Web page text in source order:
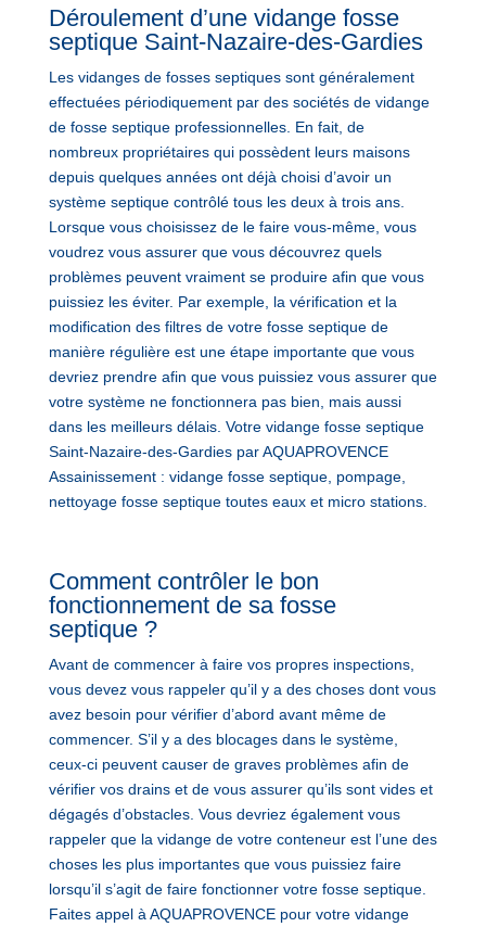
Déroulement d’une vidange fosse
septique Saint-Nazaire-des-Gardies
Les vidanges de fosses septiques sont généralement
effectuées périodiquement par des sociétés de vidange
de fosse septique professionnelles. En fait, de
nombreux propriétaires qui possèdent leurs maisons
depuis quelques années ont déjà choisi d’avoir un
système septique contrôlé tous les deux à trois ans.
Lorsque vous choisissez de le faire vous-même, vous
voudrez vous assurer que vous découvrez quels
problèmes peuvent vraiment se produire afin que vous
puissiez les éviter. Par exemple, la vérification et la
modification des filtres de votre fosse septique de
manière régulière est une étape importante que vous
devriez prendre afin que vous puissiez vous assurer que
votre système ne fonctionnera pas bien, mais aussi
dans les meilleurs délais. Votre vidange fosse septique
Saint-Nazaire-des-Gardies par AQUAPROVENCE
Assainissement : vidange fosse septique, pompage,
nettoyage fosse septique toutes eaux et micro stations.
Comment contrôler le bon
fonctionnement de sa fosse
septique ?
Avant de commencer à faire vos propres inspections,
vous devez vous rappeler qu’il y a des choses dont vous
avez besoin pour vérifier d’abord avant même de
commencer. S’il y a des blocages dans le système,
ceux-ci peuvent causer de graves problèmes afin de
vérifier vos drains et de vous assurer qu’ils sont vides et
dégagés d’obstacles. Vous devriez également vous
rappeler que la vidange de votre conteneur est l’une des
choses les plus importantes que vous puissiez faire
lorsqu’il s’agit de faire fonctionner votre fosse septique.
Faites appel à AQUAPROVENCE pour votre vidange